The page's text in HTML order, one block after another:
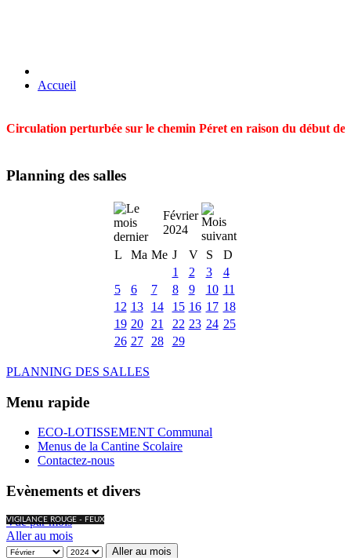
Accueil
Circulation perturbée sur le chemin Péret en raison du début
Planning des salles
Février
2024
L
Ma Me J V S
D
1
2 3
4
5
6 7 8 9 10 11
12 13 14 15 16 17 18
19 20 21 22 23 24 25
26 27 28 29
PLANNING DES SALLES
Menu rapide
ECO-LOTISSEMENT Communal
Menus de la Cantine Scolaire
Contactez-nous
Evènements et divers
VIGILANCE ROUGE - FEUX
Vue par mois
Aller au mois
Aller au mois